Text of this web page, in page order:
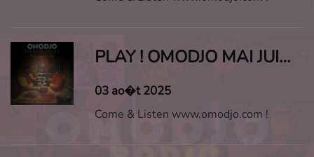
PLAY ! OMODJO MAI JUIN 2025
03 ao�t 2025
Come & Listen www.omodjo.com !